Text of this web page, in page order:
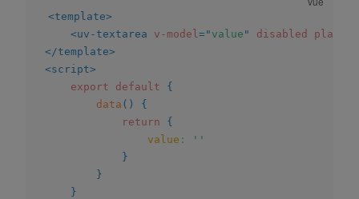
<template>
<uv-textarea v-model =" value " disabled
</template>
<script>
export
default
{
data ( )
{
return
{
value :
''
}
}
}